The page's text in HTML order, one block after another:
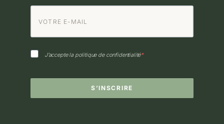
J’accepte la politique de confidentialité
S’INSCRIRE